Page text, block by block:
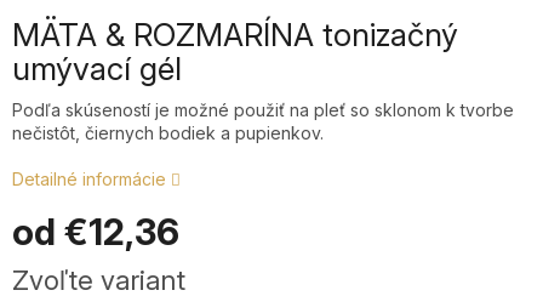
MÄTA & ROZMARÍNA tonizačný
umývací gél
Podľa skúseností je možné použiť na pleť so sklonom k tvorbe
nečistôt, čiernych bodiek a pupienkov.
Detailné informácie
od €12,36
Jednotková
Zvoľte variant